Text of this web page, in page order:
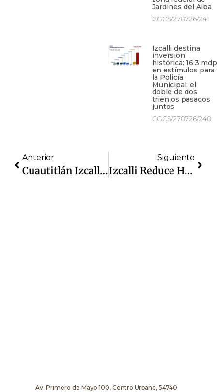
Jardines del Alba
CGCS/270726/241
Izcalli destina
inversión
histórica: 16.3 mdp
en estímulos para
la Policía
Municipal; el
doble de dos
trienios pasados
juntos
CGCS/270726/240
Anterior
Cuautitlán Izcalli Mantiene Baja En Delitos De Alto Impacto: Disminuye 26% En Enero
Siguiente
Izcalli Reduce Homicidios En 45%: Cifras Oficiales Del SESNSP
Av. Primero de Mayo 100, Centro Urbano, 54740